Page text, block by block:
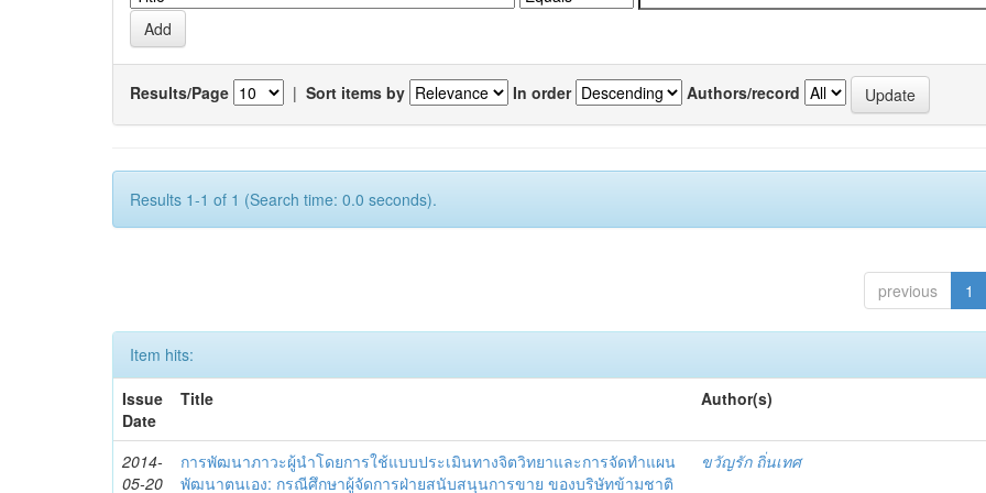
Results/Page | Sort items by In order Authors/record
Results 1-1 of 1 (Search time: 0.0 seconds).
previous 1
Item hits:
Issue
Date
Title Author(s)
2014-
05-20
การพัฒนาภาวะผู้นำโดยการใช้แบบประเมินทางจิตวิทยาและการจัดทำแผน
พัฒนาตนเอง: กรณีศึกษาผู้จัดการฝ่ายสนับสนุนการขาย ของบริษัทข้ามชาติ
ขวัญรัก ถิ่นเทศ